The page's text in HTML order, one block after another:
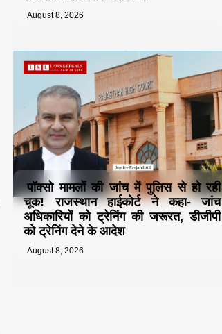
August 8, 2026
पॉक्सो मामलों की जांच में पुलिस से हो रही
चूक! राजस्थान हाईकोर्ट ने कहा- जांच
अधिकारियों को ट्रेनिंग की जरूरत, डीजीपी
को ट्रेनिंग देने के आदेश
August 8, 2026